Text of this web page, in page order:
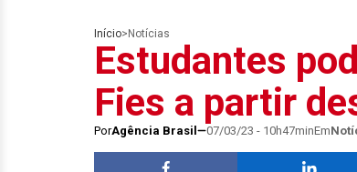
Início> Notícias
Estudantes
Fies a partir
PorAgência Brasil 07/03/23 - 10h47minEm